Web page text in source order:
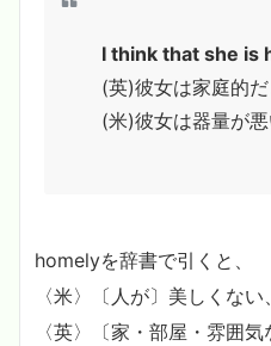
I think that she is
(英)彼女は家庭的だ
(米)彼女は器量が悪
homelyを辞書で引くと、
〈米〉〔人が〕美しくな
〈英〉〔家・部屋・雰囲